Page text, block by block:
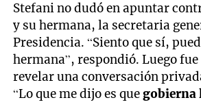
Stefani no dudó en apuntar
y su hermana, la secretaria
Presidencia. “Siento que sí,
hermana”, respondió. Luego
revelar una conversación
“Lo que me dijo es quegobierna